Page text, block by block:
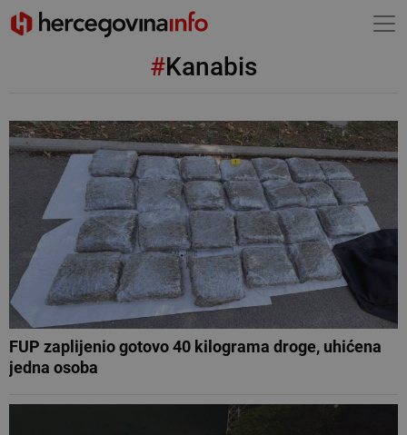
#Kanabis
FUP zaplijenio gotovo 40 kilograma droge, uhićena
jedna osoba